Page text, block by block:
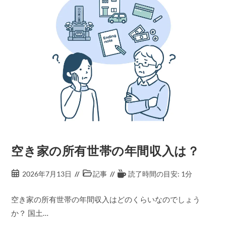
空き家の所有世帯の年間収入は？
2026年7月13日 記事 読了時間の目安: 1分
空き家の所有世帯の年間収入はどのくらいなのでしょう
か？ 国土…